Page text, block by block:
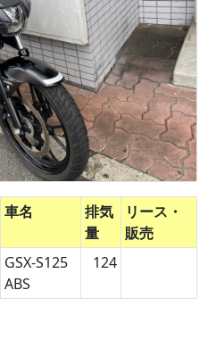
車名
排気
量
リース・
販売
GSX-S125
ABS
124